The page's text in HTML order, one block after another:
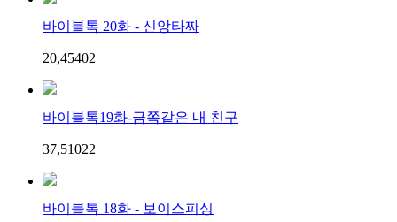
바이블톡 20화 - 신앙타짜
20,45402
바이블톡19화-금쪽같은 내 친구
37,51022
바이블톡 18화 - 보이스피싱